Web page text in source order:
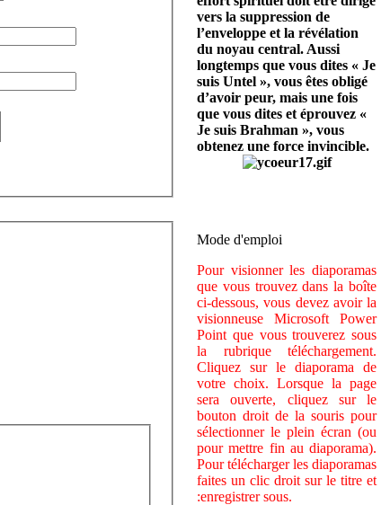
vers la suppression de
l’enveloppe et la révélation
du noyau central. Aussi
longtemps que vous dites « Je
suis Untel », vous êtes obligé
d’avoir peur, mais une fois
que vous dites et éprouvez «
Je suis Brahman », vous
obtenez une force invincible.
Mode d'emploi
Pour visionner les diaporamas
que vous trouvez dans la boîte
ci-dessous, vous devez avoir la
visionneuse Microsoft Power
Point que vous trouverez sous
la rubrique téléchargement.
Cliquez sur le diaporama de
votre choix. Lorsque la page
sera ouverte, cliquez sur le
bouton droit de la souris pour
sélectionner le plein écran (ou
pour mettre fin au diaporama).
Pour télécharger les diaporamas
faites un clic droit sur le titre et
:enregistrer sous.